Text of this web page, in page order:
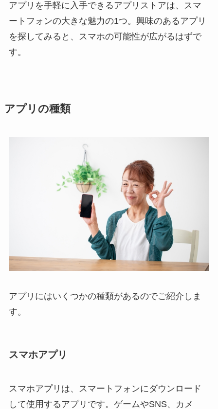
アプリを手軽に入手できるアプリストアは、スマ
ートフォンの大きな魅力の1つ。興味のあるアプリ
を探してみると、スマホの可能性が広がるはずで
す。
アプリの種類
アプリにはいくつかの種類があるのでご紹介しま
す。
スマホアプリ
スマホアプリは、スマートフォンにダウンロード
して使用するアプリです。ゲームやSNS、カメ